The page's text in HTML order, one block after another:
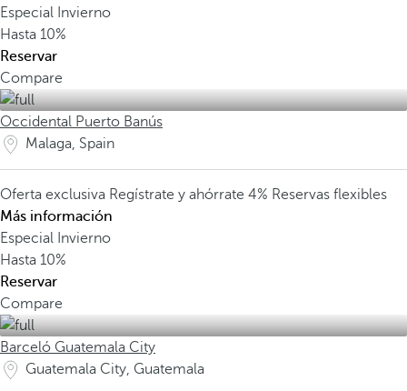
Especial Invierno
Hasta 10%
Reservar
Compare
Occidental Puerto Banús
Malaga, Spain
Oferta exclusiva Regístrate y ahórrate 4% Reservas flexibles
Más información
Especial Invierno
Hasta 10%
Reservar
Compare
Barceló Guatemala City
Guatemala City, Guatemala